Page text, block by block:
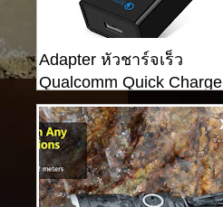
Adapter หัวชาร์จเร็ว
Qualcomm Quick Charge
3.0